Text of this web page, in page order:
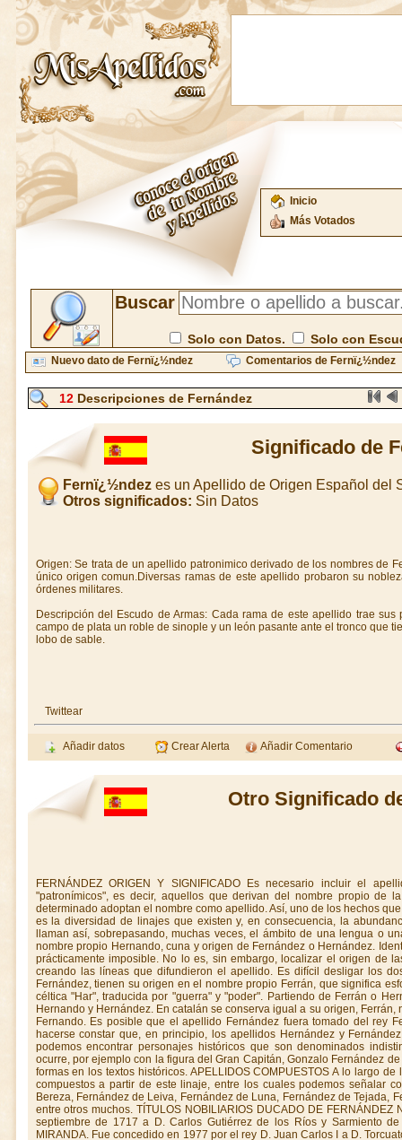
Inicio
Más Votados
Buscar
Solo con Datos. Solo con
Nuevo dato de Fernï¿½ndez Comentarios de Fernï¿½ndez
12 Descripciones de Fernández
Significado de
Fernï¿½ndezes un Apellido de Origen Español del
Otros significados: Sin Datos
Origen: Se trata de un apellido patronimico derivado de los nombres de
único origen comun.Diversas ramas de este apellido probaron su
órdenes militares.
Descripción del Escudo de Armas: Cada rama de este apellido trae
campo de plata un roble de sinople y un león pasante ante el tronco que
lobo de sable.
Twittear
Añadir datos Crear Alerta Añadir Comentario
Otro Significado
FERNÁNDEZ ORIGEN Y SIGNIFICADO Es necesario incluir el apellido en el gran grupo de los llamados "patronímicos", es decir, aquellos que derivan del nombre propio de la persona que en un momento histórico determinado adoptan el nombre como apellido. Así, uno de los hechos que caracterizan a los apellidos patronímicos es la diversidad de linajes que existen y, en consecuencia, la abundancia de personas que en la actualidad se llaman así, sobrepasando, muchas veces, el ámbito de una lengua o una cultura. Se trata de una derivación del nombre propio Hernando, cuna y origen de Fernández o Hernández. Identificar el primero que usó este apellido es prácticamente imposible. No lo es, sin embargo, localizar el origen de las familias que en distintas regiones irían creando las líneas que difundieron el apellido. Es difícil desligar los dos apellidos ya que ambos, Hernández y Fernández, tienen su origen en el nombre propio Ferrán, que significa esforzado guerrero, derivación de la palabla céltica "Har", traducida por "guerra" y "poder". Partiendo de Ferrán o Hernán, se derivan Fernando y Fernández y Hernando y Hernández. En catalán se conserva igual a su origen, Ferrán, nombre que en castellano se convierte en Fernando. Es posible que el apellido Fernández fuera tomado del rey Fernando. APELLIDOS DERIVADOS Debe hacerse constar que, en principio, los apellidos Hernández y Fernández se confundieron entre sí, de modo que podemos encontrar personajes históricos que son denominados indistintamente Fernández o Hernández. Esto ocurre, por ejemplo con la figura del Gran Capitán, Gonzalo Fernández de Córdoba, que es denominado de las dos formas en los textos históricos. APELLIDOS COMPUESTOS A lo largo de la historia han surgido multitud de linajes compuestos a partir de este linaje, entre los cuales podemos señalar como los más ilustres a los Fernández de Bereza, Fernández de Leiva, Fernández de Luna, Fernández de Tejada, Fernández de Piña y Fernández de Gincio, entre otros muchos. TÍTULOS NOBILIARIOS DUCADO DE FERNÁNDEZ NÚÑEZ. Concedido por Felipe V el 24 de septiembre de 1717 a D. Carlos Gutiérrez de los Ríos y Sarmiento de Sotomayor. DUCADO DE FERNÁNDEZ MIRANDA. Fue concedido en 1977 por el rey D. Juan Carlos I a D. Torcuato Fernández Miranda y Hevia, presidente de las Cortes y del Consejo del Reino y Caballero del Toisón de Oro. El 17 de junio de 1981 se mandó expedir Real carta de sucesión a favor de D. Enrique Fernández Miranda. CONDADO DE FERNÁNDEZ. Concedido por Fernando VII a D. Luís Juan Lorenzo, del que existen antecedentes en el Archivo General del Ministerio de Justicia. LINAJE E HISTORIA El apellido se ha distinguido en todas las actividades del ser humano. Muchos conquistadores españoles llevaron el apellido Fernández o Hernández. Hay quien les acusa de duros, crueles y avariciosos. Lamentablemente es cierto en algunos casos. Pero los historiadores están de acuerdo en que los hubo tan dignos y leales como Fernando de Soto que no sólo pasaba largos ratos acompañando al inca Atahualpa, prisionero de Pizarro, sino que llegó incluso a enseñar a jugar al ajedrez al desventurado emperador y se opuso aún sin éxito, a que Pizarro le hiciese ejecutar. Las ramas del apellido Fernández son muy extensas y las trataremos provincia a provincia. NAVARRA: Se centra en la villa de Espronceda, del partido de Estella. La segunda casa Navarra de este apellido se estableció en la villa de Longuida, partido de Aois. ARAGÓN: Las familias de Aragón tienen su procedencia en las originarias de Navarra. VIZCAYA:Se centra en Álava, repartiéndose en diversas familias: Fernández de Iruela, Fernández de Beraza, Fernández de Leiva, Fernández de Ubago, Fernández de Vicuña y Fernández de Soro. CASTILLA: La más antigua familia de Soria se centra en las villas de Yangüas y Agreda. El fundador de las mismas fue Rodrigo Fernández, al que se llamó "El Justador", tal vez por los muchos torneos y justas en que intervino, que pasó de Rioja a Castilla con Carlos de Arellano, señor de Cameros. Por lo que se sabe de este personaje fue un hombre de carácter muy aventurero que sirvió en lides guerreras al rey Juan II de Castilla. Varios de sus descendientes se establecieron en la villa de Agreda donde fundaron un mayorazgo y capillas sepulcrales con estatuas y escudos de mármol. También una gran familia de este apellido fundó solar en la villa de Ocaña (Toledo). GALICIA: La casa Fernández se encuentra íntimamente ligada con las casas de este apellido en Vizcaya. Casi todas las líneas gallegas , muy antiguas, tienen un origen vasco. Entre otras pueden citarse a los Fernándes de Gincio, oprocedentes de municipio de Vilamea (Lugo) y Fernández de Soro. MURCIA: La única familia que vivió en el reino de Murcia y dio origen a las demás, radicó en la villa de Fuente Alama, del partido judicial de Cartagena. ANDALUCÍA:Los antiguos textos señalan que los Fernández fueron antiguos caballeros hijosdalgos que tuvieron su origen en el reino de Córdoba y Sevilla, estableciendo el apellido en muchos pueblos de dichas provincias y también de Málaga. Se añade que de esta familia han salido muchos y muy honrados caballeros que han hecho señalados servicios a sus reyes, así en las letras como en las armas, sirviéndoles con amor, celo y lealtad, tanto en la guerra como en la paz. El origen de este apellido se cree que es tomado del rey don Fernando, derivando a partir de este nombre en Fernández. ARMAS En campo de plata, un árbol de sinople, a cuyo pie hay un león sujentando un lobo. Aún existiendo un escudo general debe tenerse en cuenta que, al convertirse en compuesto fue estableciendo sus propias armas, relacionándolas con las de las familias con las cuales enlazaron. Así lo hicieron los Fernández de Baeza, los de Laiva, Tejada, de Luna, y Gincio. Muchos de este linaje en Asturias traen: en campo de oro, un pino de sinople, terrazado de lo mismo y, apoyadas en él, dos lanzas de sable con los hierros de plata; al pie del pino, una cabeza de jabalí de sable, con los colmillos de plata. Los del valle de Cabuérniga traen: en campo de gules, un castillo de oro, aclarado de azur, y un águila de sable sobre la torre de homenaje, herida por una saeta de oro y vertiendo su sangre. Los de valle de Carriedo, que pasaron a México,